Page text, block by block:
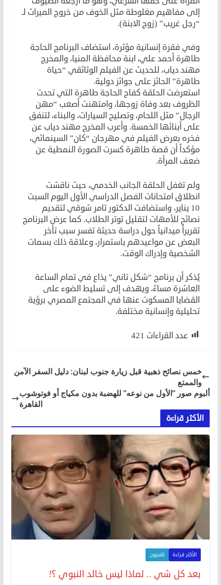
إلى مفاهيم مغلوطة مثل الخوف من خروج الميراث لـ
“رجل غريب” (زوج الابنة).
وفي فقرة إنسانية مؤثرة، استضاف البرنامج الحاجة
طاهرة أحمد علي، ابنة محافظة المنيا، والمخرج
مهند دياب، للحديث عن الفيلم الوثائقي “حياة
طاهرة” الحائز على جوائز دولية.
استعرضت الحلقة كفاح الحاجة طاهرة التي تحدت
الظروف بعد وفاة زوجها، وامتهنت أصعب “مهن
الرجال” مثل اللحام، وتصليح السيارات، والبناء، لتنفق
على أبنائها الخمسة. وأعرب المخرج مهند دياب عن
فخره بعرض الفيلم في مهرجان “كان” السينمائي،
مؤكداً أن قصة طاهرة كسرت الصورة النمطية عن
ضعف المرأة.
ولم تغفل الحلقة الجانب الخدمي، حيث ناقشت
انطلاق امتحانات الفصل الدراسي الأول اليوم السبت
10 يناير، واستضافت الدكتور تامر شوقي لتقديم
نصائح للأمهات لتقليل توتر الطلاب. كما عرض البرنامج
تقريراً ميدانياً حول دراسة حديثة تفسر سبب تأخر
البعض عن مواعيدهم باستمرار، وعلاقة ذلك بسمات
الشخصية وإدراك الوقت.
يُذكر أن برنامج “شكل تاني” يذاع في تمام الساعة
العاشرة مساءً، ويهدف إلى تسليط الضوء على
القضايا المسكوت عنها في المجتمع المصري برؤية
تحليلية وإنسانية مختلفة.
عدد القراءات 421
خمس نصائح ذهبية قبل زيارة جنوب لبنان: دليل السفر الآمن
والممتع
ألبوم صور “الأول من نوعه” للهضبة بدون مكياج أو فوتوشوب
القاهرة
الأكثر قراءة
الأكثر قراءة تلفزيون
بعد كل شي .. لماذا ليس خالد النبوي ؟!